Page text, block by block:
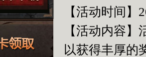
【活动时间】
【活动内容
以获得丰厚的